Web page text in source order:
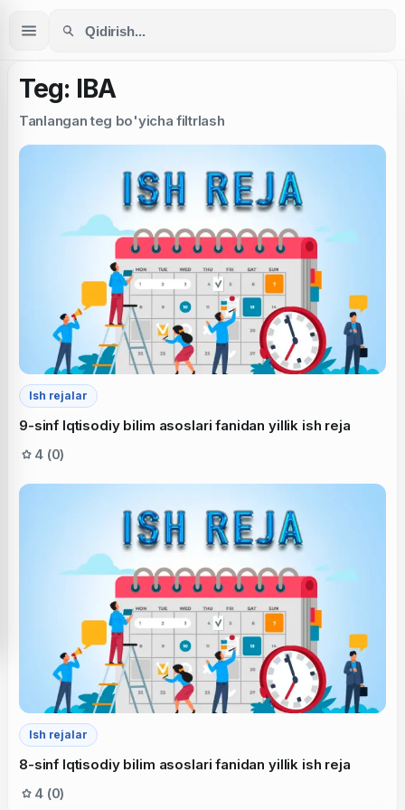
Teg: IBA
Tanlangan teg bo'yicha filtrlash
Ish rejalar
9-sinf Iqtisodiy bilim asoslari fanidan yillik ish reja
4 (0)
Ish rejalar
8-sinf Iqtisodiy bilim asoslari fanidan yillik ish reja
4 (0)